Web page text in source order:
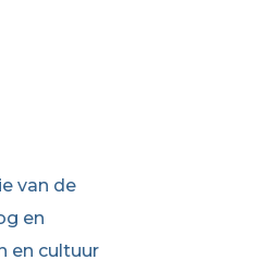
van de
en
en cultuur